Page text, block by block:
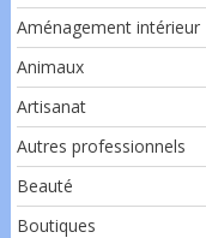
Aménagement intérieur
Animaux
Artisanat
Autres professionnels
Beauté
Boutiques